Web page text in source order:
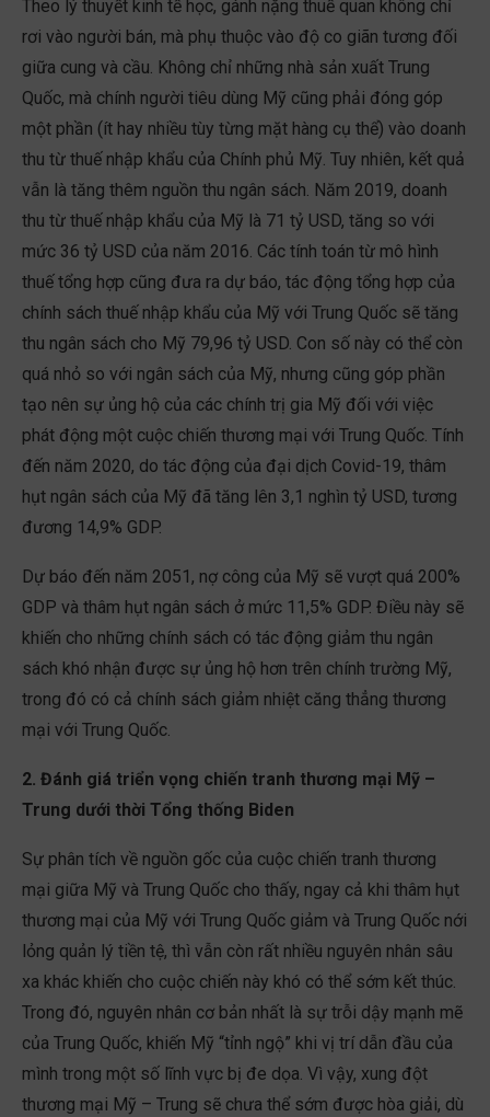
Theo lý thuyết kinh tế học, gánh nặng thuế quan không chỉ
rơi vào người bán, mà phụ thuộc vào độ co giãn tương đối
giữa cung và cầu. Không chỉ những nhà sản xuất Trung
Quốc, mà chính người tiêu dùng Mỹ cũng phải đóng góp
một phần (ít hay nhiều tùy từng mặt hàng cụ thể) vào doanh
thu từ thuế nhập khẩu của Chính phủ Mỹ. Tuy nhiên, kết quả
vẫn là tăng thêm nguồn thu ngân sách. Năm 2019, doanh
thu từ thuế nhập khẩu của Mỹ là 71 tỷ USD, tăng so với
mức 36 tỷ USD của năm 2016. Các tính toán từ mô hình
thuế tổng hợp cũng đưa ra dự báo, tác động tổng hợp của
chính sách thuế nhập khẩu của Mỹ với Trung Quốc sẽ tăng
thu ngân sách cho Mỹ 79,96 tỷ USD. Con số này có thể còn
quá nhỏ so với ngân sách của Mỹ, nhưng cũng góp phần
tạo nên sự ủng hộ của các chính trị gia Mỹ đối với việc
phát động một cuộc chiến thương mại với Trung Quốc. Tính
đến năm 2020, do tác động của đại dịch Covid-19, thâm
hụt ngân sách của Mỹ đã tăng lên 3,1 nghìn tỷ USD, tương
đương 14,9% GDP.
Dự báo đến năm 2051, nợ công của Mỹ sẽ vượt quá 200%
GDP và thâm hụt ngân sách ở mức 11,5% GDP. Điều này sẽ
khiến cho những chính sách có tác động giảm thu ngân
sách khó nhận được sự ủng hộ hơn trên chính trường Mỹ,
trong đó có cả chính sách giảm nhiệt căng thẳng thương
mại với Trung Quốc.
2. Đánh giá triển vọng chiến tranh thương mại Mỹ –
Trung dưới thời Tổng thống Biden
Sự phân tích về nguồn gốc của cuộc chiến tranh thương
mại giữa Mỹ và Trung Quốc cho thấy, ngay cả khi thâm hụt
thương mại của Mỹ với Trung Quốc giảm và Trung Quốc nới
lỏng quản lý tiền tệ, thì vẫn còn rất nhiều nguyên nhân sâu
xa khác khiến cho cuộc chiến này khó có thể sớm kết thúc.
Trong đó, nguyên nhân cơ bản nhất là sự trỗi dậy mạnh mẽ
của Trung Quốc, khiến Mỹ “tỉnh ngộ” khi vị trí dẫn đầu của
mình trong một số lĩnh vực bị đe dọa. Vì vậy, xung đột
thương mại Mỹ – Trung sẽ chưa thể sớm được hòa giải, dù